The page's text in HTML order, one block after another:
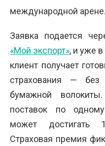
международной арене.
Заявка подается
«Мой экспорт», и уже
клиент получает
страхования —
бумажной
поставок по
может достигать
Страховая премия